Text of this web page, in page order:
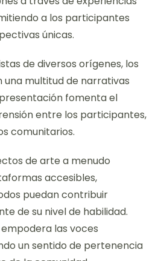
a los participantes
únicas.
de diversos orígenes, los
multitud de narrativas
fomenta el
entre los participantes,
comunitarios.
de arte a menudo
accesibles,
puedan contribuir
de su nivel de habilidad.
las voces
un sentido de pertenencia